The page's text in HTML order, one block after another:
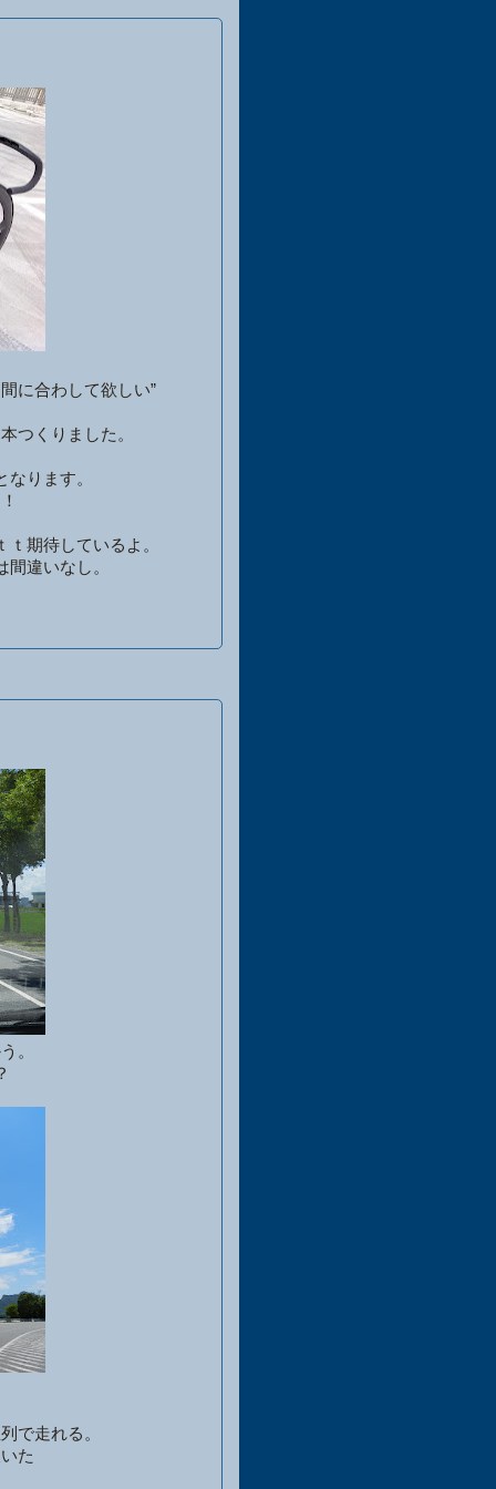
に合わして欲しい”
つくりました。
ります。
期待しているよ。
違いなし。
。
で走れる。
た